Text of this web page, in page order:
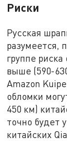
Риски
Русская
разумеется,
группе
выше (590-
Amazon
обломки
450 км)
точно будет
китайских